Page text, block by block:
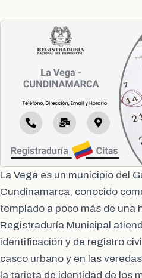
La Vega es un municipio del
Cundinamarca, conocido
templado a poco más de una
Registraduría Municipal
identificación y de registro
casco urbano y en las
la tarjeta de identidad de los